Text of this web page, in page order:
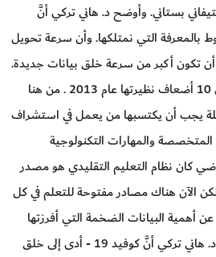
بستاني. وأوضح د. هاني تركي أنَّ
التي نمتلكها. وأن سرعة تحويل
أن تكون أكبر من سرعة خلق بيانات جديدة.
سنة المعرفة الآن تساوي 10 أضعاف نظيرتها عام 2013 . من هنا
يجب أن يكتسبها من يعمل في استشراف
والمهارات التكنولوجية
كان نظام التعليم التقليدي هو مصدر
الآن هناك مصادر مفتوحة للتعلم في كل
البيانات الضخمة التي أفرزتها
الأوضاع المستجدة، أفاد د. هاني تركي أنَّ كوفيد 19 - أدى إلى خلق